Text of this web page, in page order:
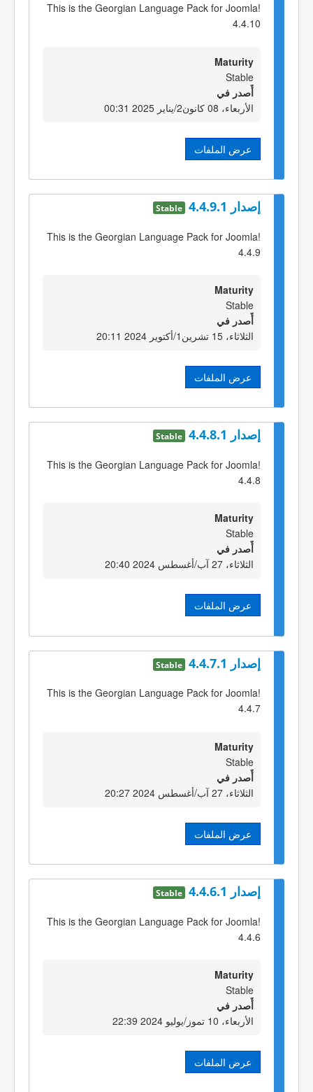
This is the Georgian Language Pack for Joomla!
4.4.10
Maturity
Stable
أٌصدر في
الأربعاء، 08 كانون2/يناير 2025 00:31
عرض الملفات
إصدار 4.4.9.1 Stable
This is the Georgian Language Pack for Joomla!
4.4.9
Maturity
Stable
أٌصدر في
الثلاثاء، 15 تشرين1/أكتوير 2024 20:11
عرض الملفات
إصدار 4.4.8.1 Stable
This is the Georgian Language Pack for Joomla!
4.4.8
Maturity
Stable
أٌصدر في
الثلاثاء، 27 آب/أغسطس 2024 20:40
عرض الملفات
إصدار 4.4.7.1 Stable
This is the Georgian Language Pack for Joomla!
4.4.7
Maturity
Stable
أٌصدر في
الثلاثاء، 27 آب/أغسطس 2024 20:27
عرض الملفات
إصدار 4.4.6.1 Stable
This is the Georgian Language Pack for Joomla!
4.4.6
Maturity
Stable
أٌصدر في
الأربعاء، 10 تموز/يوليو 2024 22:39
عرض الملفات